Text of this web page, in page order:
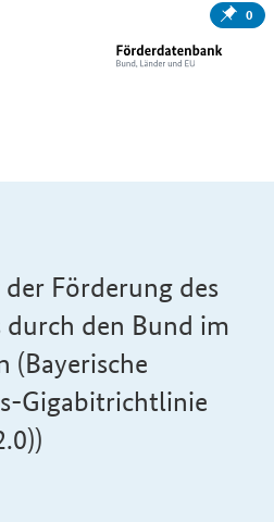
0
Förderung des
durch den Bund im
(Bayerische
Gigabitrichtlinie